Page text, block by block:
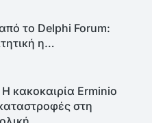
το Delphi Forum:
η…
κακοκαιρία Erminio
στη